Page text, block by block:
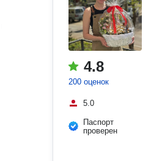
4.8
200 оценок
5.0
Паспорт
проверен